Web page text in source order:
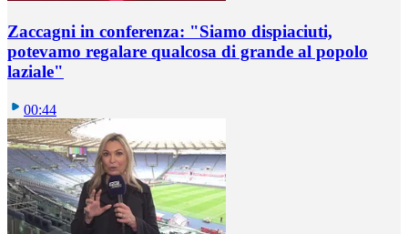
Zaccagni in conferenza: "Siamo dispiaciuti,
potevamo regalare qualcosa di grande al popolo
laziale"
00:44